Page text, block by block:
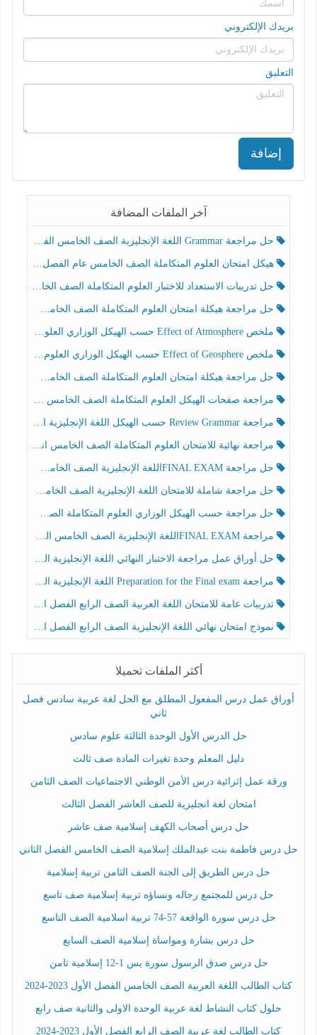
بريدك الإلكتروني
التعليق
إضافة
آخر الملفات المضافة
حل مراجعة Grammar اللغة الإنجليزية الصف الخامس الفصل الثالث
هيكل امتحان العلوم المتكاملة الصف الخامس عام الفصل الدراسي الثالث 2025-2026
حل تدريبات الاستعداد للاختبار العلوم المتكاملة الصف الخامس عام الفصل الثالث
حل مراجعة هيكلة امتحان العلوم المتكاملة الصف الخامس انسبير الفصل الثالث
ملخص Effect of Atmosphere حسب الهيكل الوزاري العلوم المتكاملة الصف الخامس انسبير الفصل الثالث
ملخص Effect of Geosphere حسب الهيكل الوزاري العلوم المتكاملة الصف الخامس انسبير الفصل الثالث
حل مراجعة هيكلة امتحان العلوم المتكاملة الصف الخامس عام الفصل الثالث
مراجعة صفحات الهيكل العلوم المتكاملة الصف الخامس انسبير الفصل الثالث
مراجعة Review Grammar حسب الهيكل اللغة الإنجليزية الصف الخامس الفصل الثالث
مراجعة نهائية للامتحان العلوم المتكاملة الصف الخامس انسبير الفصل الثالث
حل مراجعة FINAL EXAMاللغة الإنجليزية الصف الخامس الفصل الثالث
حل مراجعة شاملة للامتحان اللغة الإنجليزية الصف الخامس الفصل الثالث
حل مراجعة حسب الهيكل الوزاري العلوم المتكاملة الصف الخامس عام الفصل الثالث
مراجعة FINAL EXAMاللغة الإنجليزية الصف الخامس الفصل الثالث
حل أوراق عمل مراجعة الاختبار النهائي اللغة الإنجليزية الصف الرابع الفصل الثالث
مراجعة Preparation for the Final exam اللغة الإنجليزية الصف الرابع الفصل الثالث
تدريبات عامة للامتحان اللغة العربية الصف الرابع الفصل الثالث
نموذج امتحان نهائي اللغة الإنجليزية الصف الرابع الفصل الثالث
أكثر الملفات تحميلا
أوراق عمل درس المفعول المطلق مع الحل لغة عربية سادس فصل
ثاني
حل الدرس الأول الوحدة الثالثة علوم سادس
دليل المعلم وحدة تغيرات المادة صف ثالث
ورقة عمل إثرائية درس الأمن الوطني الاجتماعيات الصف الثامن
امتحان لغة انجليزية للصف العاشر الفصل الثالث
حل درس أصحاب الكهف إسلامية صف عاشر
حل درس فاطمة بنت عبدالملك إسلامية الصف الخامس الفصل الثاني
حل درس الطريق إلى الجنة الصف الثامن تربية إسلامية
حل درس للمجتمع رجاله ونساؤه تربية إسلامية صف تاسع
حل درس سورة الواقعة 57-74 تربية اسلامية الصف التاسع
حل درس بشارة ومواساة إسلامية الصف السابع
حل درس صدق الرسول سورة يس 1-12 إسلامية ثامن
كتاب الطالب اللغة العربية الصف الخامس الفصل الأول 2023-2024
حلول كتاب النشاط لغة عربية الوحدة الاولى والثانية صف رابع
كتاب الطالب لغة عربية الصف الرابع الفصل الأول 2023-2024